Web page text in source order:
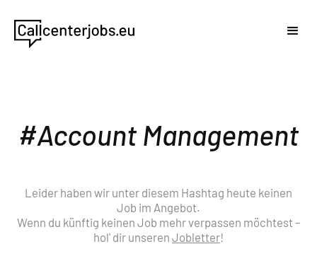
Account Management
Leider haben wir unter diesem Hashtag heute keinen
Job im Angebot.
Wenn du künftig keinen Job mehr verpassen möchtest –
hol' dir unseren Jobletter!